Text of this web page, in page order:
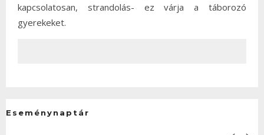
kapcsolatosan, strandolás- ez várja a táborozó
gyerekeket.
Eseménynaptár